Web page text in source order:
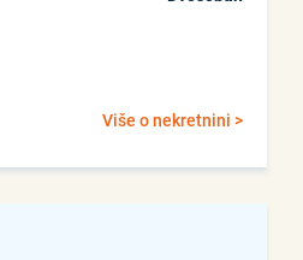
Više o nekretnini >